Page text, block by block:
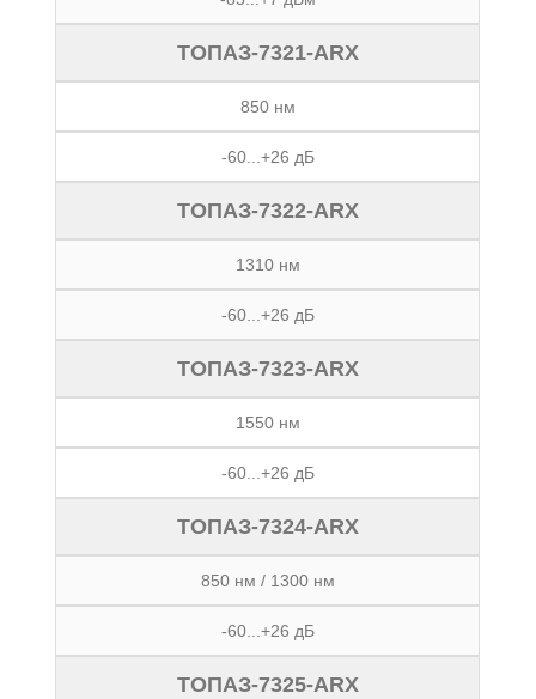
ТОПАЗ-7321-ARX
850 нм
-60...+26 дБ
ТОПАЗ-7322-ARX
1310 нм
-60...+26 дБ
ТОПАЗ-7323-ARX
1550 нм
-60...+26 дБ
ТОПАЗ-7324-ARX
850 нм / 1300 нм
-60...+26 дБ
ТОПАЗ-7325-ARX